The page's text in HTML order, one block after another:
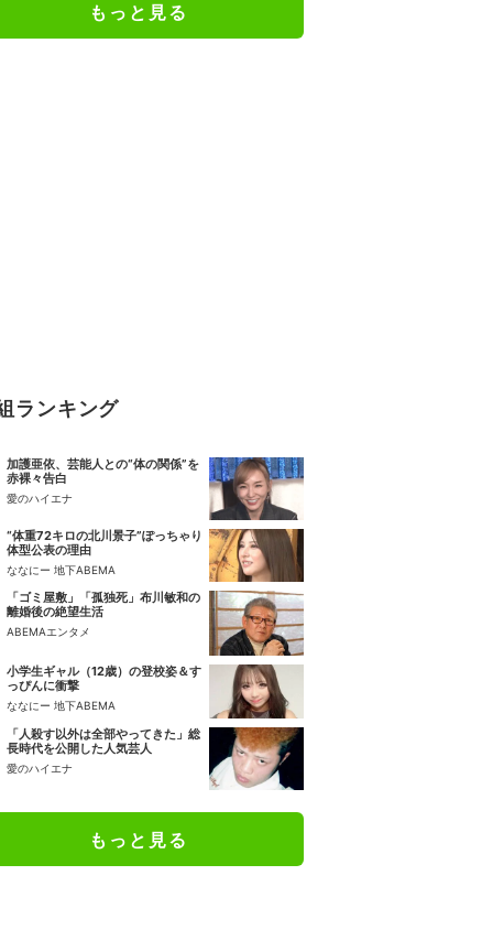
もっと見る
ランキング
加護亜依、芸能人との“体の関係”を
赤裸々告白
愛のハイエナ
“体重72キロの北川景子”ぽっちゃり
体型公表の理由
ななにー 地下ABEMA
「ゴミ屋敷」「孤独死」布川敏和の
離婚後の絶望生活
ABEMAエンタメ
小学生ギャル（12歳）の登校姿＆す
っぴんに衝撃
ななにー 地下ABEMA
「人殺す以外は全部やってきた」総
長時代を公開した人気芸人
愛のハイエナ
もっと見る